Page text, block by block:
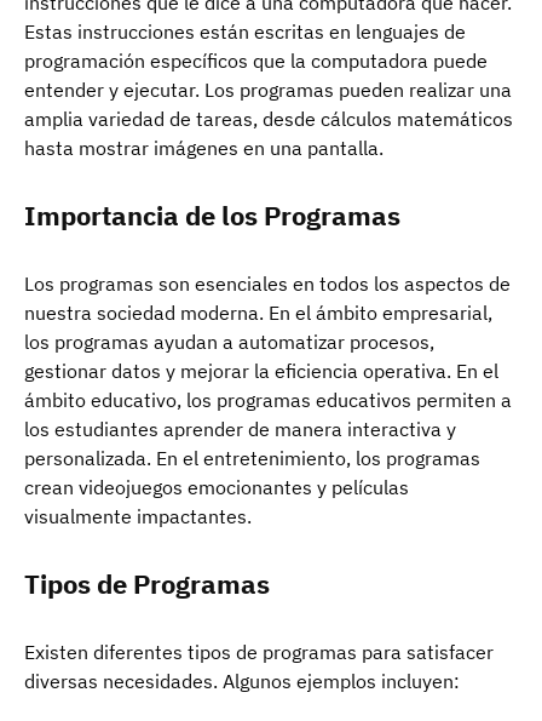
Estas instrucciones están escritas en lenguajes de
programación específicos que la computadora puede
entender y ejecutar. Los programas pueden realizar una
amplia variedad de tareas, desde cálculos matemáticos
hasta mostrar imágenes en una pantalla.
Importancia de los Programas
Los programas son esenciales en todos los aspectos de
nuestra sociedad moderna. En el ámbito empresarial,
los programas ayudan a automatizar procesos,
gestionar datos y mejorar la eficiencia operativa. En el
ámbito educativo, los programas educativos permiten a
los estudiantes aprender de manera interactiva y
personalizada. En el entretenimiento, los programas
crean videojuegos emocionantes y películas
visualmente impactantes.
Tipos de Programas
Existen diferentes tipos de programas para satisfacer
diversas necesidades. Algunos ejemplos incluyen: